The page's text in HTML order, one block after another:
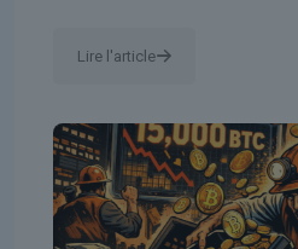
Lire l'article